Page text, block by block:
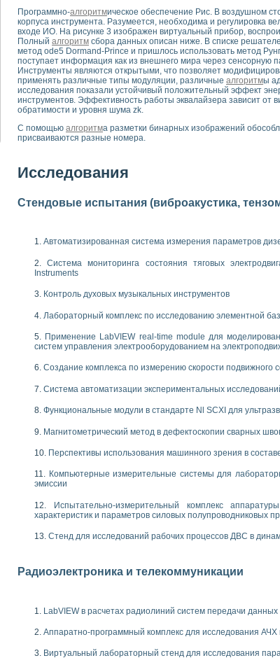
показателей качества электрической энергии
управления источником питания PSP 2010 фирмы GW INSTEK
амперных характеристик солнечных модулей на базе USB-6008
нано-, фемто-, биотехнологии и мехатроника
по измерению временных характеристик реверсивных сред
комплекс на базе LabVIEW для исследования наноструктур
и оптимизации тепловой обработки биопродуктов с
функциональных возможностей алгоритма
экономичного виртуального полярографа на основе платы
макрочастиц в упорядоченных плазменно-пылевых структурах
диагностики крови
сверхпроводящим соленоидом с биквадрантным источником тока
экспериментальной физики на примере выдающихся
цвета модели CIE L*a*b с использованием LabVIEW
программно - аппаратного комплекса NI - Motion
газовых пузырьков по данным эхолокационного
INSTRUMENTS для автоматизации процесса очистки сточных
диагностики плазмы
дифракционные датчики малых перемещений и
свойств сегнетоэлектриков методом тепловых шумов
импедансный томограф на базе платы сбора данных PCI 6052E
механических свойств материалов в наношкале
зрения для контроля образцов
переходных процессов при коротких замыканиях в узлах
обучающих информационных систем и тренажеров для
путем моделирования технологических процессов
и защиты ускорителя ЛУЭ-200
среды специальной барокамеры
INSTRUMENTS при разработке автоматизированного
термотрансферной маркировки изделий
для исследова¬ния электрофизических свойств аморфного
переходных характеристик асинхронных двигателей при
неиндустриальных камер в производственных условиях
Программно-алгоритмическое обеспечение Рис. В воздушном
корпуса инструмента. Разумеется, необходима и регулировка
входе ИО. На рисунке 3 изображен виртуальный прибор,
Полный алгоритм сбора данных описан ниже. В списке
метод ode5 Dormand-Prince и пришлось использовать метод
поступает информация как из внешнего мира через сенсорную
Инструменты являются открытыми, что позволяет
применять различные типы модуляции, различные алгоритмы
исследования показали устойчивый положительный эффект
инструментов. Эффективность работы эквалайзера зависит от
обратимости и уровня шума zk.
С помощью алгоритма разметки бинарных изображений
присваиваются разные номера.
Исследования
Стендовые испытания (виброакустика,
Автоматизированная система измерения параметров
Система мониторинга состояния тяговых
Instruments
Контроль духовых музыкальных инструментов
Лабораторный комплекс по исследованию элементной
Применение LabVIEW real-time module для
систем управления электрооборудованием на
Создание комплекса по измерению скорости подвижного
Система автоматизации экспериментальных
Функциональные модули в стандарте Nl SCXI для
Магнитометрический метод в дефектоскопии сварных
Перспективы использования машинного зрения в
Компьютерные измерительные системы для
эмиссии
Испытательно-измерительный комплекс
характеристик и параметров силовых полупроводниковых
Стенд для исследований рабочих процессов ДВС в
Радиоэлектроника и телекоммуникации
LabVIEW в расчетах радиолиний систем передачи данных
Аппаратно-программный комплекс для исследования
Виртуальный лабораторный стенд для исследования